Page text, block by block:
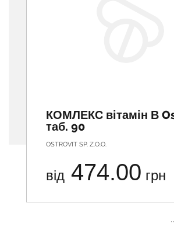
КОМЛЕКС вітамін В
таб. 90
OSTROVIT SP. Z.O.O.
від 474.00 грн